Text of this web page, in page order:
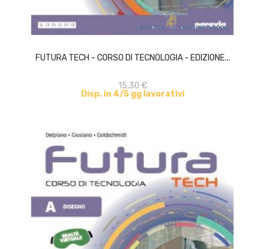
FUTURA TECH - CORSO DI TECNOLOGIA - EDIZIONE...
15,30 €
Disp. in 4/5 gg lavorativi
ACQUISTA